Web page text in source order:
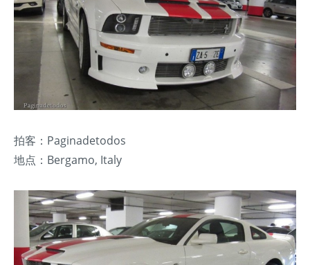
拍客：Paginadetodos
地点：Bergamo, Italy